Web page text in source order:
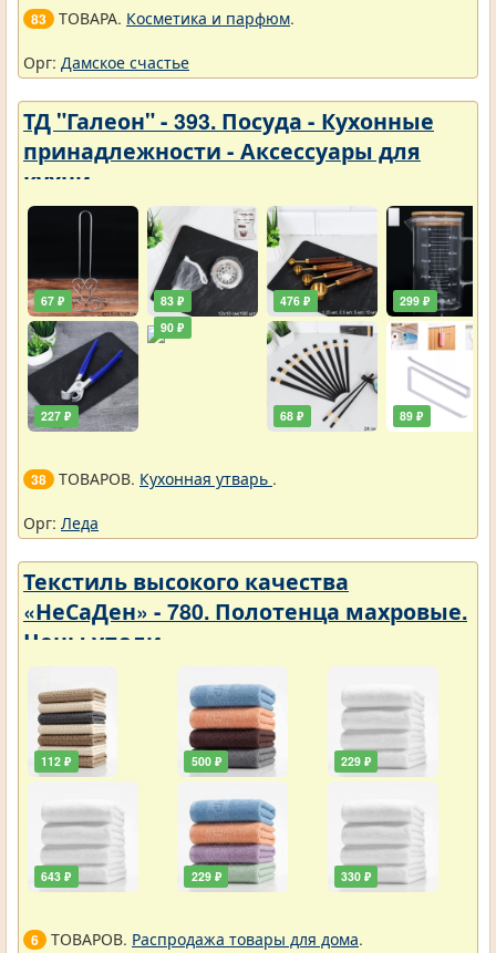
83 ТОВАРА. Косметика и парфюм.
Орг: Дамское счастье
ТД "Галеон" - 393. Посуда - Кухонные
принадлежности - Аксессуары для
кухни
67 ₽
227 ₽
83 ₽
90 ₽
476 ₽
68 ₽
299 ₽
89 ₽
38 ТОВАРОВ. Кухонная утварь .
Орг: Леда
Текстиль высокого качества
«НеСаДен» - 780. Полотенца махровые.
Цены упали
112 ₽
643 ₽
500 ₽
229 ₽
229 ₽
330 ₽
6 ТОВАРОВ. Распродажа товары для дома.